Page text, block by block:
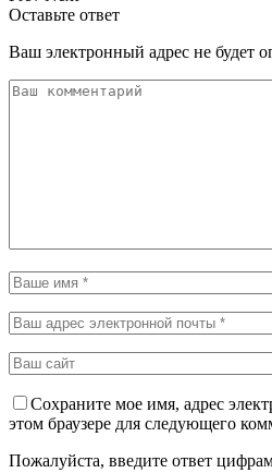
Оставьте ответ
Ваш электронный адрес не будет
Сохраните мое имя, адрес
этом браузере для следующего
Пожалуйста, введите ответ